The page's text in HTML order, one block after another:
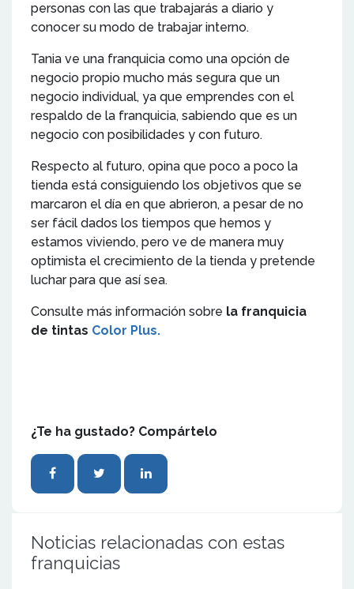
personas con las que trabajarás a diario y
conocer su modo de trabajar interno.
Tania ve una franquicia como una opción de
negocio propio mucho más segura que un
negocio individual, ya que emprendes con el
respaldo de la franquicia, sabiendo que es un
negocio con posibilidades y con futuro.
Respecto al futuro, opina que poco a poco la
tienda está consiguiendo los objetivos que se
marcaron el día en que abrieron, a pesar de no
ser fácil dados los tiempos que hemos y
estamos viviendo, pero ve de manera muy
optimista el crecimiento de la tienda y pretende
luchar para que así sea.
Consulte más información sobre la franquicia
de tintas Color Plus.
¿Te ha gustado? Compártelo
Noticias relacionadas con estas
franquicias